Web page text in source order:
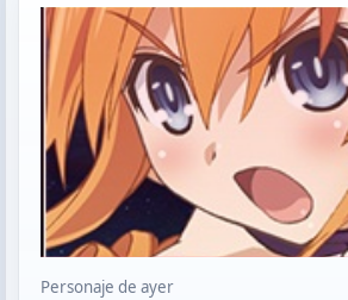
Personaje de ayer